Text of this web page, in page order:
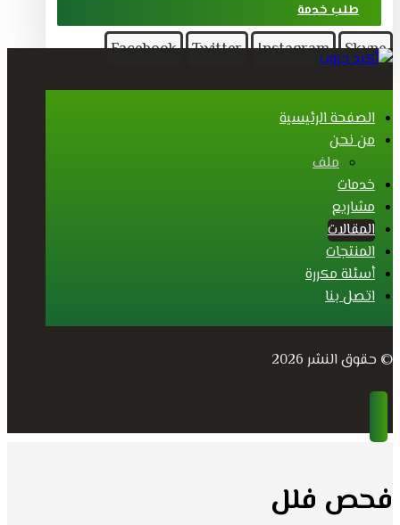
طلب خدمة
Facebook Twitter Instagram Skype
الصفحة الرئيسية
من نحن
ملف
خدمات
مشاريع
المقالات
المنتجات
أسئلة مكررة
اتصل بنا
© حقوق النشر 2026
فحص فلل